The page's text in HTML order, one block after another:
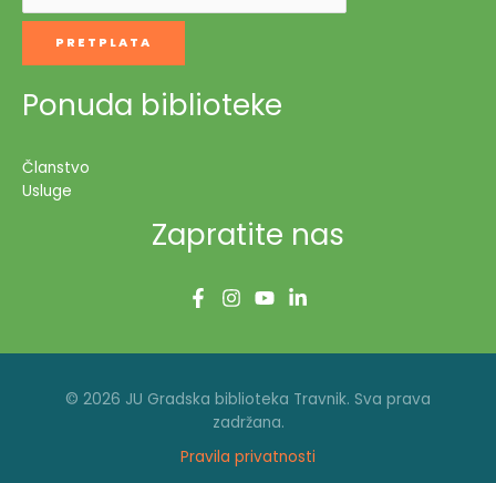
Ponuda biblioteke
Članstvo
Usluge
Zapratite nas
© 2026 JU Gradska biblioteka Travnik. Sva prava
zadržana.
Pravila privatnosti